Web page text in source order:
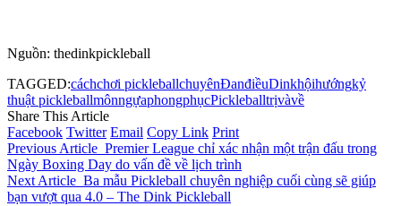
Nguồn: thedinkpickleball
TAGGED:cáchchơi pickleballchuyênĐanđiềuDinkhộihướngkỷ
thuật pickleballmônngựaphongphụcPickleballtrịvàvề
Share This Article
Facebook Twitter Email Copy Link Print
Previous Article Premier League chỉ xác nhận một trận đấu trong
Ngày Boxing Day do vấn đề về lịch trình
Next Article Ba mẫu Pickleball chuyên nghiệp cuối cùng sẽ giúp
bạn vượt qua 4.0 – The Dink Pickleball